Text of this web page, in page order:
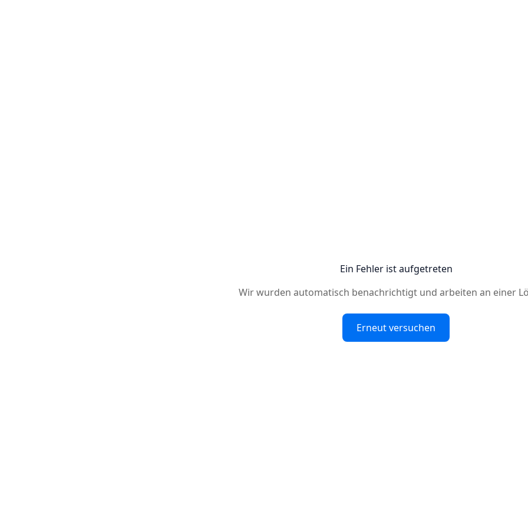
Ein Fehler ist aufgetreten
Wir wurden automatisch benachrichtigt und arbeiten an einer
Erneut versuchen